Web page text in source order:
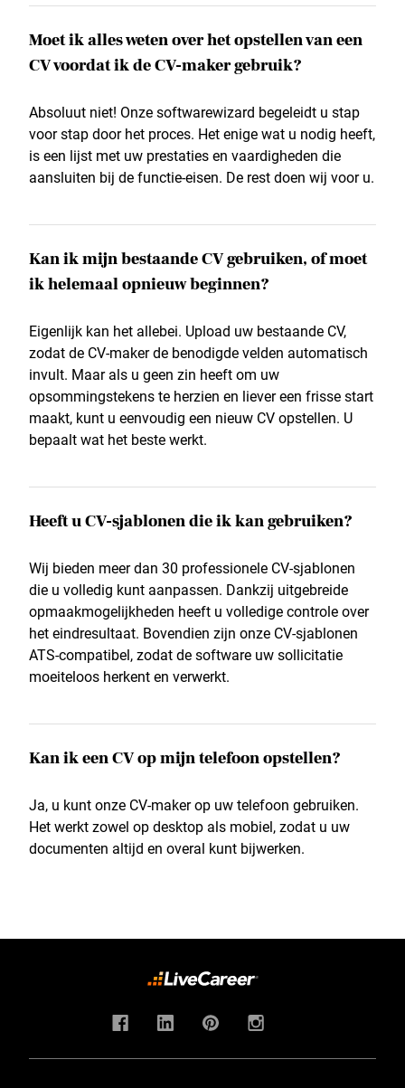
Moet ik alles weten over het opstellen van een
CV voordat ik de CV-maker gebruik?
Absoluut niet! Onze softwarewizard begeleidt u stap
voor stap door het proces. Het enige wat u nodig heeft,
is een lijst met uw prestaties en vaardigheden die
aansluiten bij de functie-eisen. De rest doen wij voor u.
Kan ik mijn bestaande CV gebruiken, of moet
ik helemaal opnieuw beginnen?
Eigenlijk kan het allebei. Upload uw bestaande CV,
zodat de CV-maker de benodigde velden automatisch
invult. Maar als u geen zin heeft om uw
opsommingstekens te herzien en liever een frisse start
maakt, kunt u eenvoudig een nieuw CV opstellen. U
bepaalt wat het beste werkt.
Heeft u CV-sjablonen die ik kan gebruiken?
Wij bieden meer dan 30 professionele CV-sjablonen
die u volledig kunt aanpassen. Dankzij uitgebreide
opmaakmogelijkheden heeft u volledige controle over
het eindresultaat. Bovendien zijn onze CV-sjablonen
ATS-compatibel, zodat de software uw sollicitatie
moeiteloos herkent en verwerkt.
Kan ik een CV op mijn telefoon opstellen?
Ja, u kunt onze CV-maker op uw telefoon gebruiken.
Het werkt zowel op desktop als mobiel, zodat u uw
documenten altijd en overal kunt bijwerken.